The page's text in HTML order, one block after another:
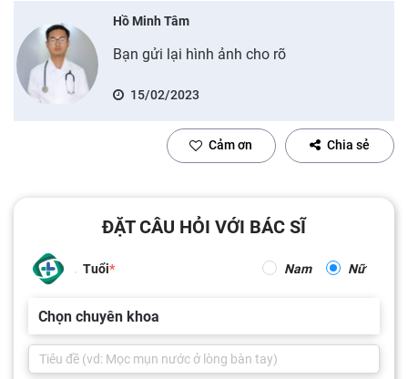
Hồ Minh Tâm
Bạn gửi lại hình ảnh cho rõ
15/02/2023
Cảm ơn Chia sẻ
ĐẶT CÂU HỎI VỚI BÁC SĨ
Tuổi Nam Nữ
Chọn chuyên khoa